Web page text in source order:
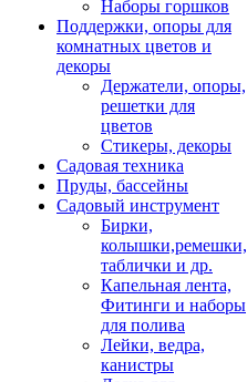
Наборы горшков
Поддержки, опоры для
комнатных цветов и
декоры
Держатели, опоры,
решетки для
цветов
Стикеры, декоры
Садовая техника
Пруды, бассейны
Садовый инструмент
Бирки,
колышки,ремешки,
таблички и др.
Капельная лента,
Фитинги и наборы
для полива
Лейки, ведра,
канистры